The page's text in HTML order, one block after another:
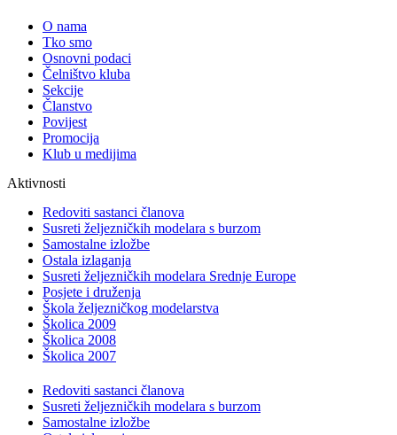
O nama
Tko smo
Osnovni podaci
Čelništvo kluba
Sekcije
Članstvo
Povijest
Promocija
Klub u medijima
Aktivnosti
Redoviti sastanci članova
Susreti željezničkih modelara s burzom
Samostalne izložbe
Ostala izlaganja
Susreti željezničkih modelara Srednje Europe
Posjete i druženja
Škola željezničkog modelarstva
Školica 2009
Školica 2008
Školica 2007
Redoviti sastanci članova
Susreti željezničkih modelara s burzom
Samostalne izložbe